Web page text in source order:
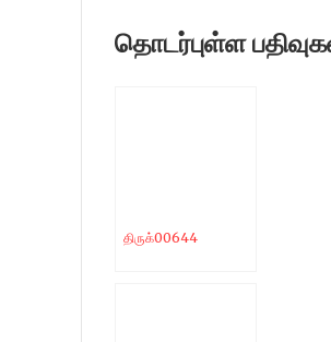
தொடர்புள்ள
திருக்00644